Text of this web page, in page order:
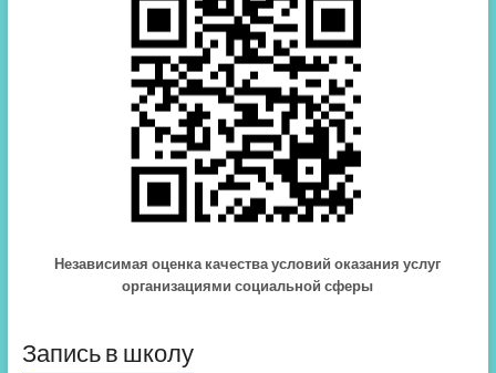
Независимая оценка качества условий оказания услуг
организациями социальной сферы
Запись в школу